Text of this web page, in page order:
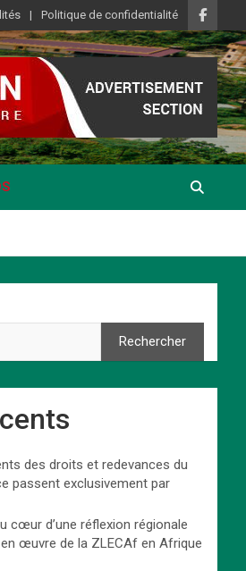
Politique de confidentialité
Rechercher
des droits et redevances du
passent exclusivement par
cœur d’une réflexion régionale
œuvre de la ZLECAf en Afrique